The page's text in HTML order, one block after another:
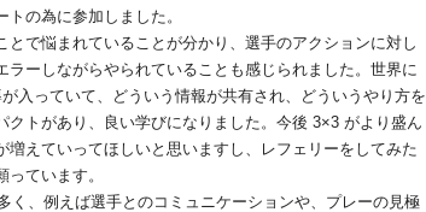
の為に参加しました。
で悩まれていることが分かり、選手のアクションに対し
ーしながらやられていることも感じられました。世界に
入っていて、どういう情報が共有され、どういうやり方を
トがあり、良い学びになりました。今後 3×3 がより盛ん
えていってほしいと思いますし、レフェリーをしてみた
ています。
、例えば選手とのコミュニケーションや、プレーの見極